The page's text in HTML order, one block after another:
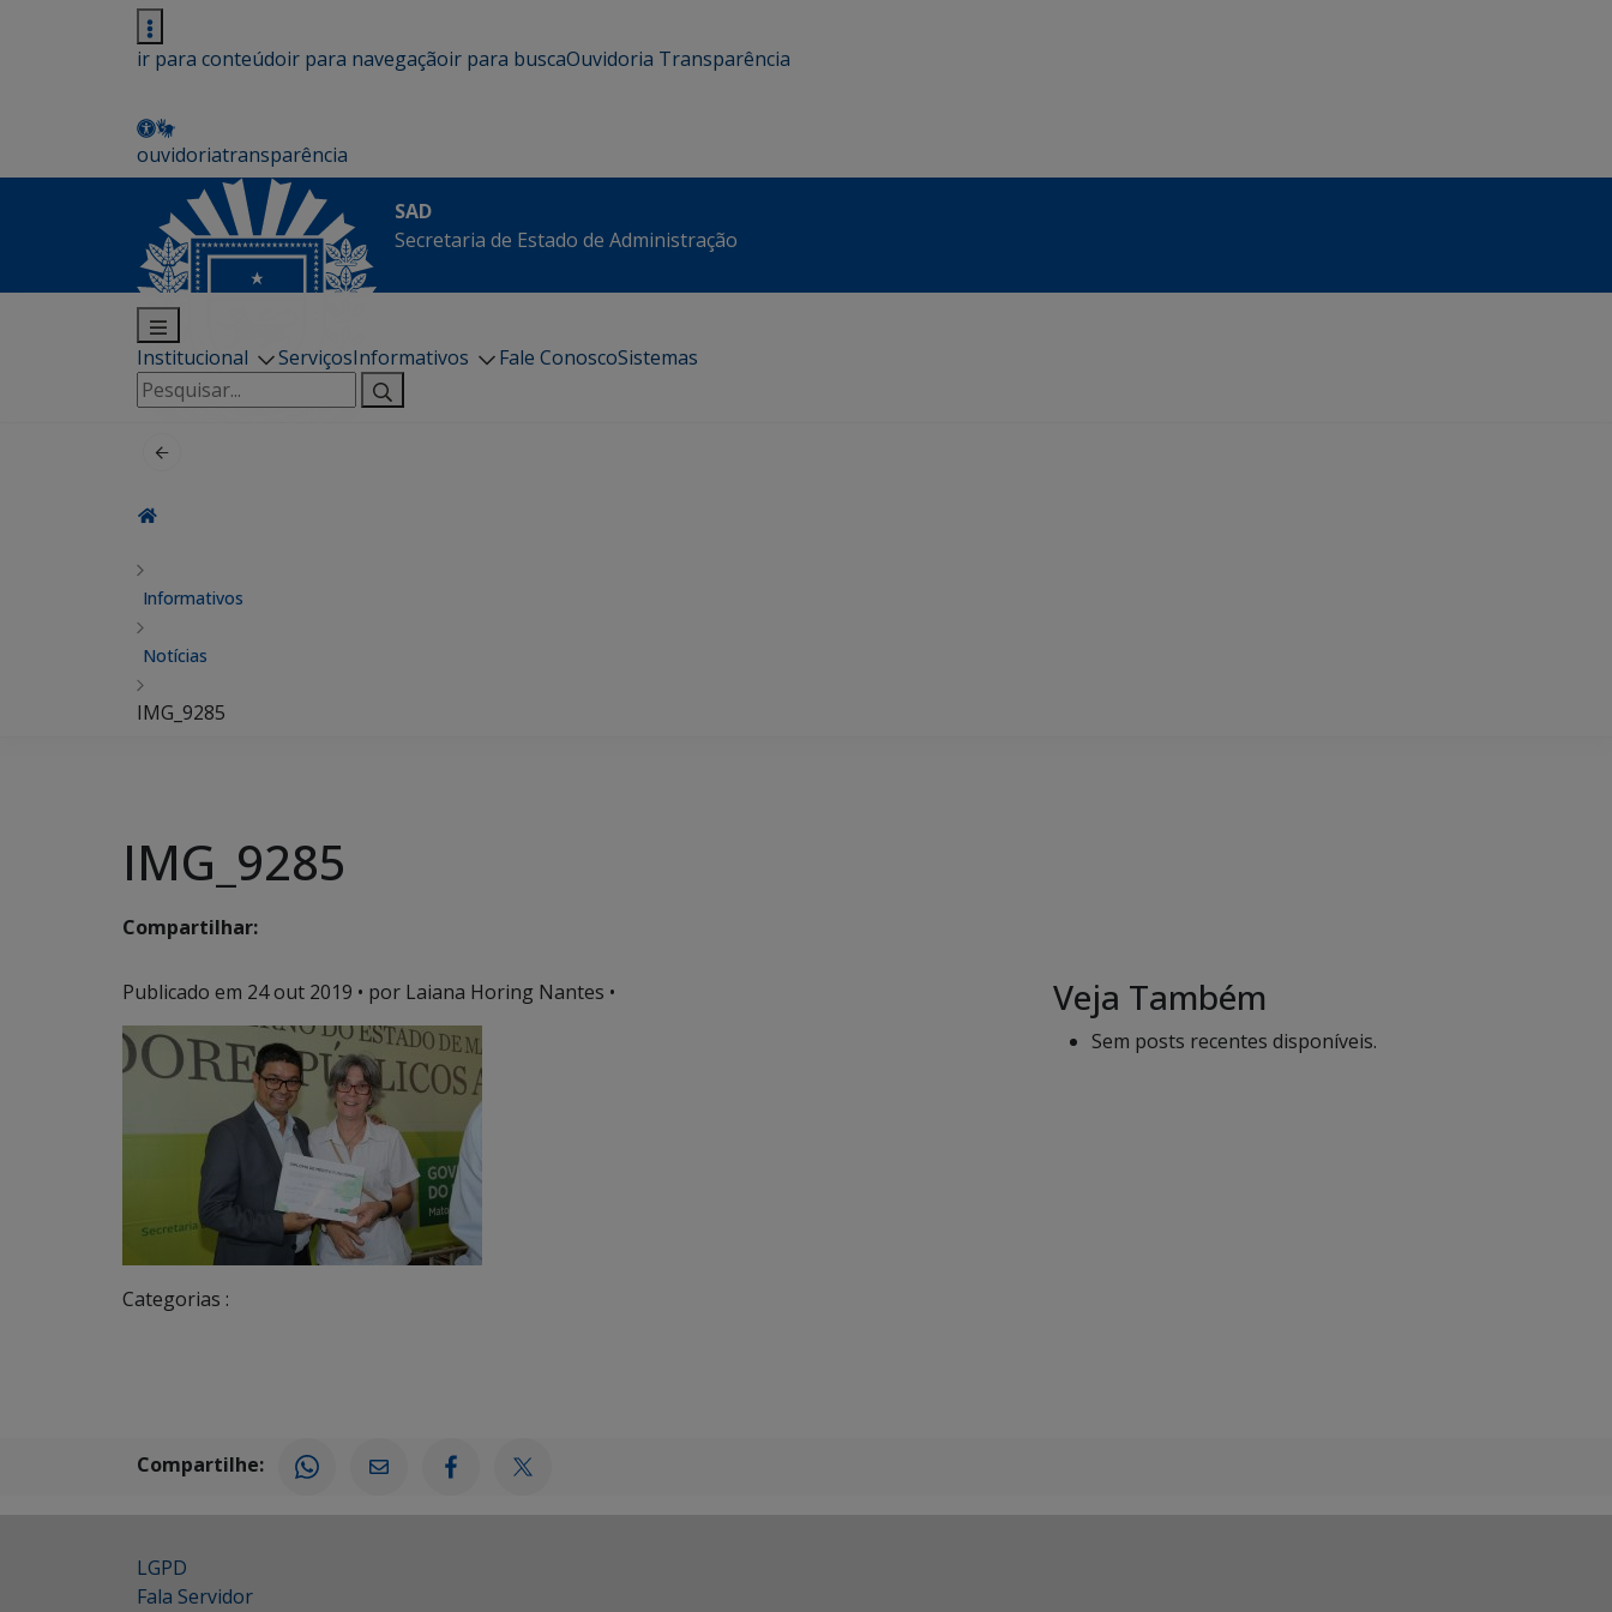
ir para conteúdoir para navegaçãoir para buscaOuvidoria Transparência
ouvidoriatransparência
SAD
Secretaria de Estado de Administração
Institucional ServiçosInformativos Fale ConoscoSistemas
Pesquisar
por:
Informativos
Notícias
IMG_9285
IMG_9285
Compartilhar:
Publicado em 24 out 2019 • por Laiana Horing Nantes •
Categorias :
Veja Também
Sem posts recentes disponíveis.
Compartilhe:
LGPD
Fala Servidor